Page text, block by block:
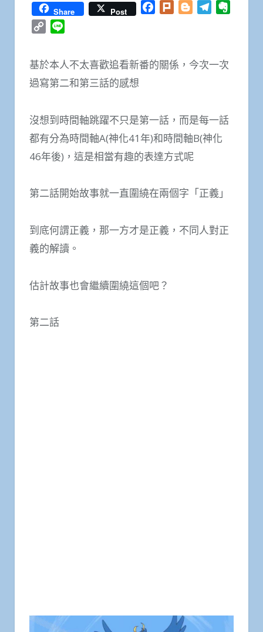
Share Post Facebook
Plurk BloggerTelegram
Copy
基於本人不太喜歡追看新番的關係，今次一次
過寫第二和第三話的感想
沒想到時間軸跳躍不只是第一話，而是每一話
都有分為時間軸A(神化41年)和時間軸B(神化
46年後)，這是相當有趣的表達方式呢
第二話開始故事就一直圍繞在兩個字「正義」
到底何謂正義，那一方才是正義，不同人對正
義的解讀。
估計故事也會繼續圍繞這個吧？
第二話